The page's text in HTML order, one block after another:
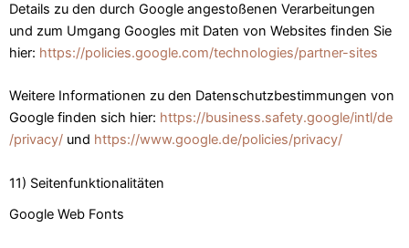
Details zu den durch Google angestoßenen Verarbeitungen
und zum Umgang Googles mit Daten von Websites finden Sie
hier: https://policies.google.com/technologies/partner-sites
Weitere Informationen zu den Datenschutzbestimmungen von
Google finden sich hier: https://business.safety.google/intl/de
/privacy/ und https://www.google.de/policies/privacy/
11) Seitenfunktionalitäten
Google Web Fonts